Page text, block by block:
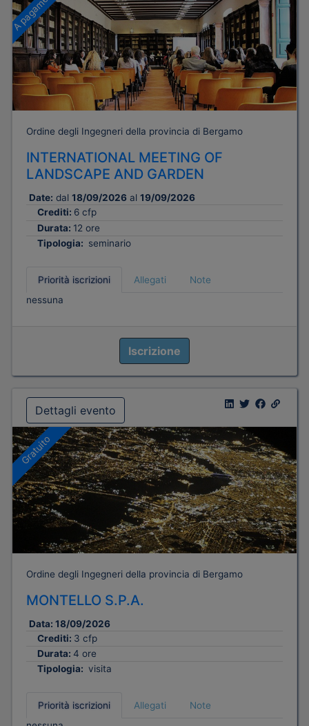
Ordine degli Ingegneri della provincia di Bergamo
INTERNATIONAL MEETING OF
LANDSCAPE AND GARDEN
Date: dal 18/09/2026 al 19/09/2026
Crediti: 6 cfp
Durata: 12 ore
Tipologia: seminario
Priorità iscrizioni Allegati
Note
nessuna
Iscrizione
Dettagli evento
Gratuito
Ordine degli Ingegneri della provincia di Bergamo
MONTELLO S.P.A.
Data: 18/09/2026
Crediti: 3 cfp
Durata: 4 ore
Tipologia: visita
Priorità iscrizioni Allegati
Note